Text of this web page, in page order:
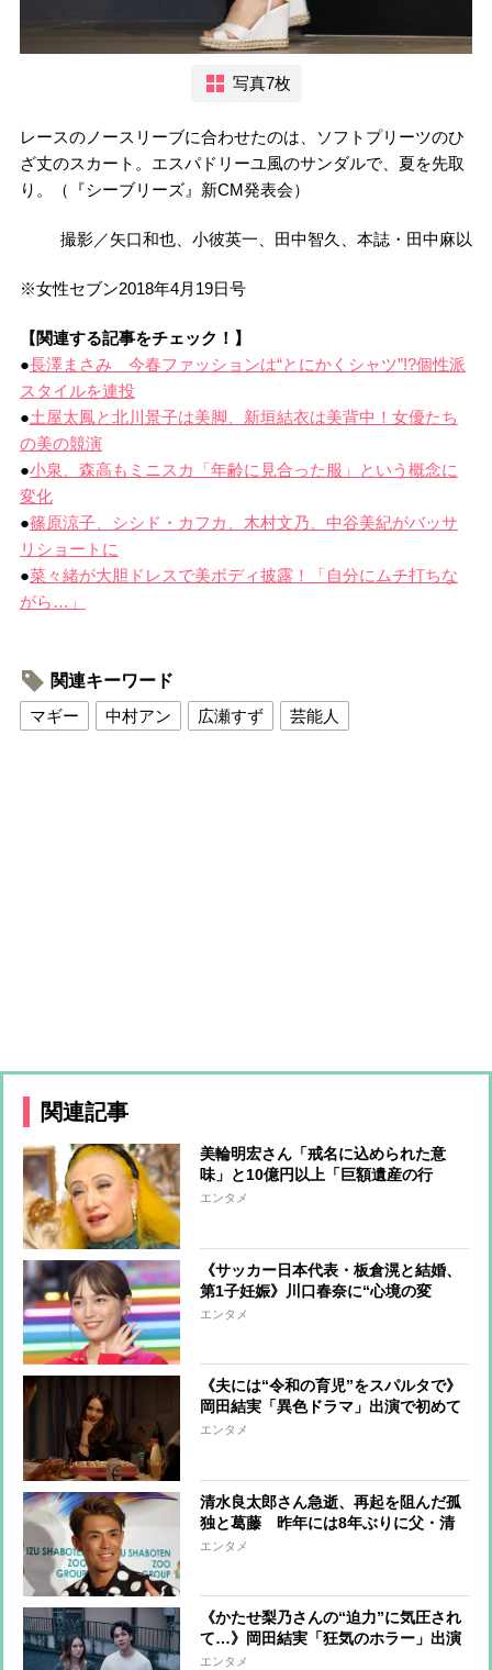
写真7枚
レースのノースリーブに合わせたのは、ソフトプリーツのひ
ざ丈のスカート。エスパドリーユ風のサンダルで、夏を先取
り。（『シーブリーズ』新CM発表会）
撮影／矢口和也、小彼英一、田中智久、本誌・田中麻以
※女性セブン2018年4月19日号
【関連する記事をチェック！】
●長澤まさみ 今春ファッションは“とにかくシャツ”!?個性派
スタイルを連投
●土屋太鳳と北川景子は美脚、新垣結衣は美背中！女優たち
の美の競演
●小泉、森高もミニスカ「年齢に見合った服」という概念に
変化
●篠原涼子、シシド・カフカ、木村文乃、中谷美紀がバッサ
リショートに
●菜々緒が大胆ドレスで美ボディ披露！「自分にムチ打ちな
がら…」
関連キーワード
マギー
中村アン 広瀬すず 芸能人
関連記事
美輪明宏さん「戒名に込められた意
味」と10億円以上「巨額遺産の行
方」 つきっきりで私生活をサポート
エンタメ
《サッカー日本代表・板倉滉と結婚、
第1子妊娠》川口春奈に“心境の変
化”をもたらした主演映画『ママせ
エンタメ
《夫には“令和の育児”をスパルタで》
岡田結実「異色ドラマ」出演で初めて
明かした「育児の哲学」【インタビュ
エンタメ
清水良太郎さん急逝、再起を阻んだ孤
独と葛藤 昨年には8年ぶりに父・清
水アキラと共演、本格的な活動再開に
エンタメ
《かたせ梨乃さんの“迫力”に気圧され
て…》岡田結実「狂気のホラー」出演
で見えた「理想の女性像」【インタビ
エンタメ